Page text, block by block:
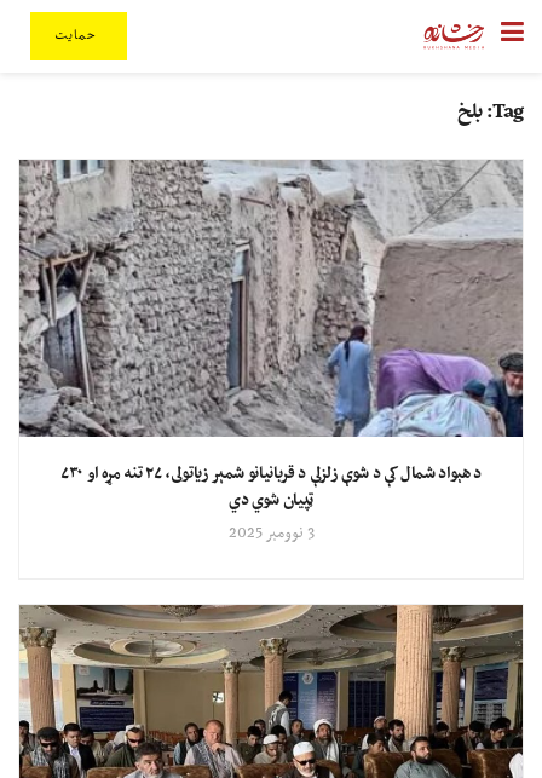
حمایت
Tag: بلخ
د هېواد شمال کې د شوې زلزلې د قربانیانو شمېر زیاتولی، ۲۷ تنه مړه او ۷۳۰
ټپیان شوي دي
3 نوومبر 2025